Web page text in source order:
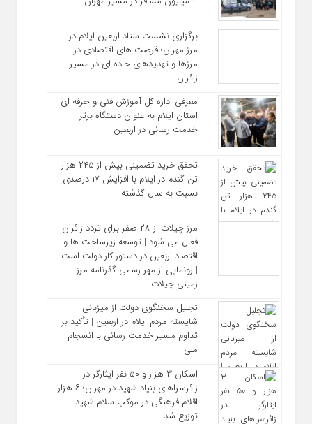
برگزاری نشست ستاد اربعین ایلام در
مرز مهران؛ فرصت‌ های اقتصادی در
مرزها و تهدیدهای جاده‌ ای در مسیر
زائران
معرفی اداره کل آموزش فنی و حرفه‌ ای
استان ایلام به‌ عنوان دستگاه برتر
خدمت‌ رسانی در اربعین
تحقق خرید تضمینی بیش از ۲۴۵ هزار
تن گندم در ایلام با افزایش ۱۷ درصدی
نسبت به سال گذشته
مرز چیلات از ۲۸ صفر برای تردد زائران
فعال می‌ شود | توسعه زیرساخت‌ ها و
اقتصاد اربعین در دستور کار دولت است
| رونمایی از مهر رسمی گذرنامه مرز
زمینی چیلات
تجلیل سخنگوی دولت از میزبانی
شایسته مردم ایلام در اربعین | تأکید بر
تداوم مسیر خدمت‌ رسانی با انسجام
ملی
اسکان ۳ هزار و ۵۰ نفر ایثارگر در
زائرسراهای بنیاد شهید در مهران؛ ۶ هزار
اقلام فرهنگی در موکب سلام شهید
توزیع شد